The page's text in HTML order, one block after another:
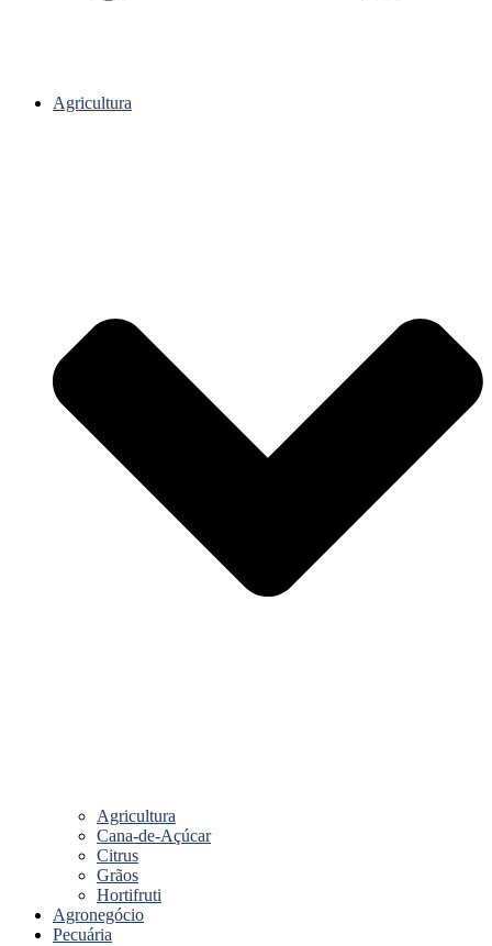
Agricultura
Agricultura
Cana-de-Açúcar
Citrus
Grãos
Hortifruti
Agronegócio
Pecuária